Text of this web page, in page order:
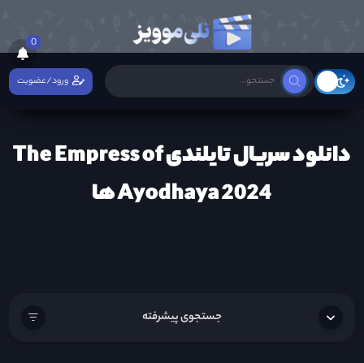
0
ورود/عضویت
دانلود سریال تایلندی The Empress of
Ayodhaya 2024 ها
جستجوی پیشرفته